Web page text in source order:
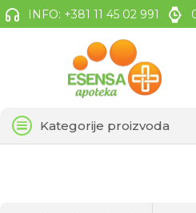
INFO: +381 11 45 02 991
Kategorije proizvoda